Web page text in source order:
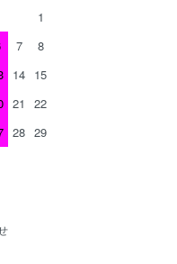
1
7
8
14 15
21
22
28 29